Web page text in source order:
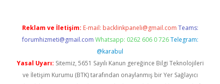
Reklam ve İletişim: E-mail: backlinkpaneli@gmail.com Teams:
forumhizmeti@gmail.com Whatsapp: 0262 606 0 726 Telegram:
@karabul
Yasal Uyarı: Sitemiz, 5651 Sayılı Kanun gereğince Bilgi Teknolojileri
ve İletişim Kurumu (BTK) tarafından onaylanmış bir Yer Sağlayıcı